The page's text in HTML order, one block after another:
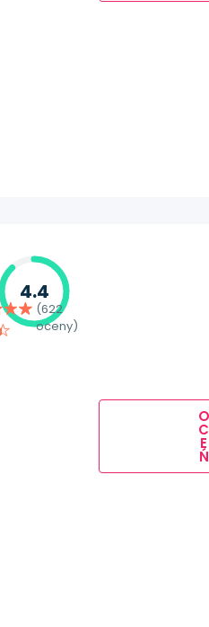
4.4
(622
oceny)
O
C
E
Ń